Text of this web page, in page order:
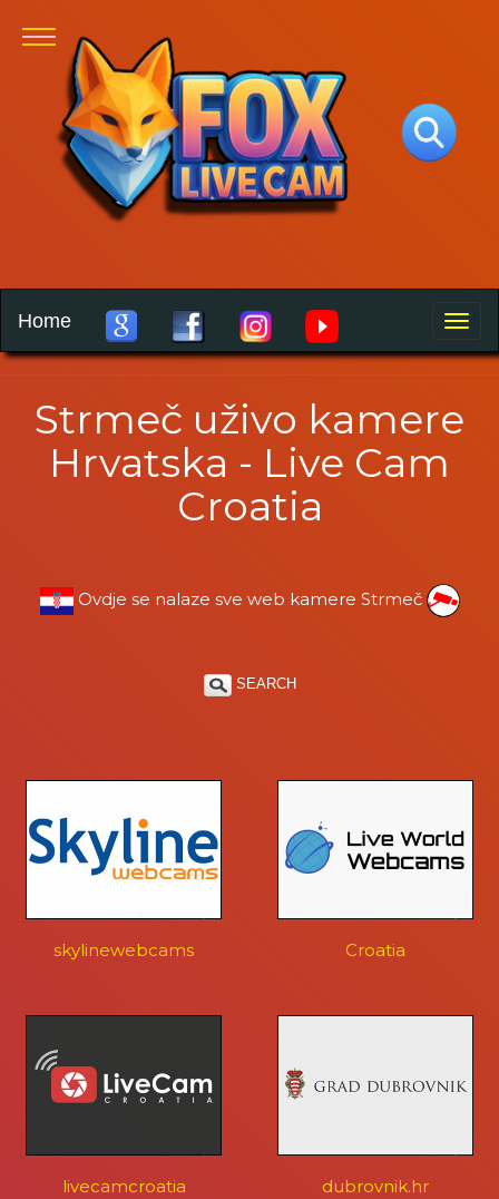
Toggle
Home
Strmeč uživo kamere
Hrvatska - Live Cam
Croatia
Ovdje se nalaze sve web kamere Strmeč
SEARCH
skylinewebcams Croatia
livecamcroatia dubrovnik.hr